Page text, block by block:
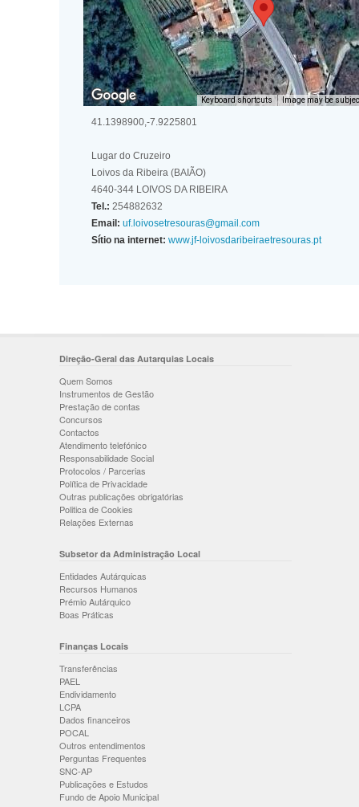
Keyboard shortcuts Image may be
41.1398900,-7.9225801
Lugar do Cruzeiro
Loivos da Ribeira (BAIÃO)
4640-344 LOIVOS DA RIBEIRA
Tel.: 254882632
Email: uf.loivosetresouras@gmail.com
Sítio na internet: www.jf-loivosdaribeiraetresouras.pt
Direção-Geral das Autarquias Locais
Quem Somos
Instrumentos de Gestão
Prestação de contas
Concursos
Contactos
Atendimento telefónico
Responsabilidade Social
Protocolos / Parcerias
Política de Privacidade
Outras publicações obrigatórias
Politica de Cookies
Relações Externas
Subsetor da Administração Local
Entidades Autárquicas
Recursos Humanos
Prémio Autárquico
Boas Práticas
Finanças Locais
Transferências
PAEL
Endividamento
LCPA
Dados financeiros
POCAL
Outros entendimentos
Perguntas Frequentes
SNC-AP
Publicações e Estudos
Fundo de Apoio Municipal